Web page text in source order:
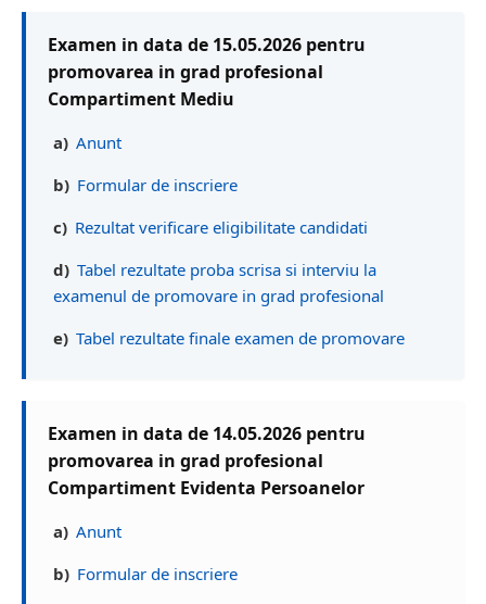
Examen in data de 15.05.2026 pentru
promovarea in grad profesional
Compartiment Mediu
a) Anunt
b) Formular de inscriere
c) Rezultat verificare eligibilitate candidati
d) Tabel rezultate proba scrisa si interviu la
examenul de promovare in grad profesional
e) Tabel rezultate finale examen de promovare
Examen in data de 14.05.2026 pentru
promovarea in grad profesional
Compartiment Evidenta Persoanelor
a) Anunt
b) Formular de inscriere